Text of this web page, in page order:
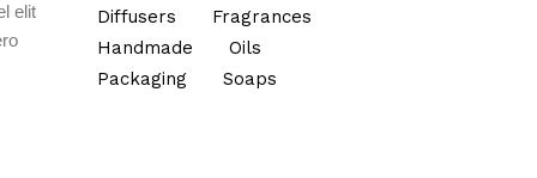
elit
Diffusers
Fragrances
Handmade
Oils
Packaging
Soaps